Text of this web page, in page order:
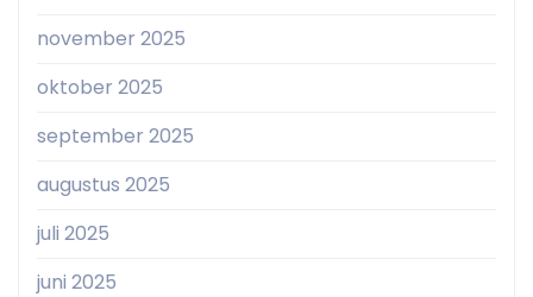
november 2025
oktober 2025
september 2025
augustus 2025
juli 2025
juni 2025